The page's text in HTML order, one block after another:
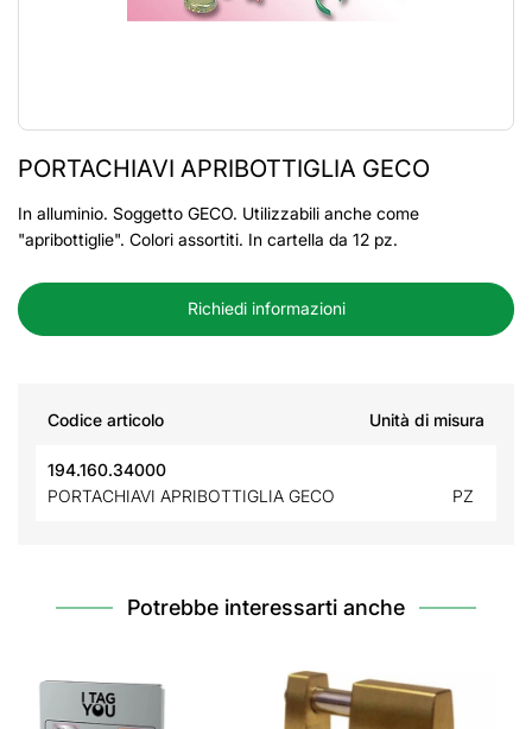
PORTACHIAVI APRIBOTTIGLIA GECO
In alluminio. Soggetto GECO. Utilizzabili anche come
"apribottiglie". Colori assortiti. In cartella da 12 pz.
Richiedi informazioni
Codice articolo Unità di misura
194.160.34000
PORTACHIAVI APRIBOTTIGLIA GECO
PZ
Potrebbe interessarti anche